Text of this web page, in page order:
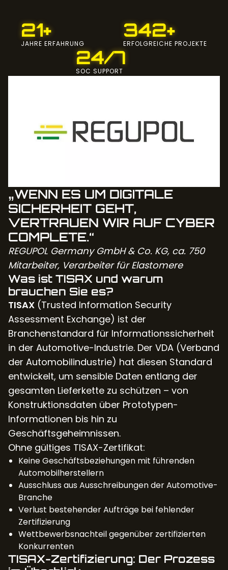
21+
JAHRE ERFAHRUNG
342+
ERFOLGREICHE PROJEKTE
24/7
SOC SUPPORT
„WENN ES UM DIGITALE
SICHERHEIT GEHT,
VERTRAUEN WIR AUF CYBER
COMPLETE.“
REGUPOL Germany GmbH & Co. KG, ca. 750
Mitarbeiter, Verarbeiter für Elastomere
Was ist TISAX und warum
brauchen Sie es?
TISAX (Trusted Information Security
Assessment Exchange) ist der
Branchenstandard für Informationssicherheit
in der Automotive-Industrie. Der VDA (Verband
der Automobilindustrie) hat diesen Standard
entwickelt, um sensible Daten entlang der
gesamten Lieferkette zu schützen – von
Konstruktionsdaten über Prototypen-
Informationen bis hin zu
Geschäftsgeheimnissen.
Ohne gültiges TISAX-Zertifikat:
Keine Geschäftsbeziehungen mit führenden
Automobilherstellern
Ausschluss aus Ausschreibungen der Automotive-
Branche
Verlust bestehender Aufträge bei fehlender
Zertifizierung
Wettbewerbsnachteil gegenüber zertifizierten
Konkurrenten
TISAX-Zertifizierung: Der Prozess